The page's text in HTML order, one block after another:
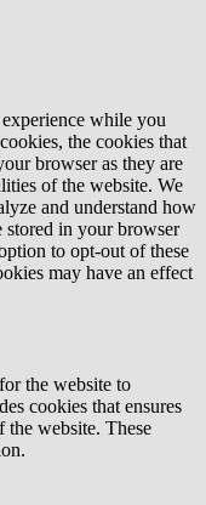
while you
the cookies that
browser as they are
of the website. We
and understand how
stored in your browser
to opt-out of these
may have an effect
the website to
cookies that ensures
the website. These